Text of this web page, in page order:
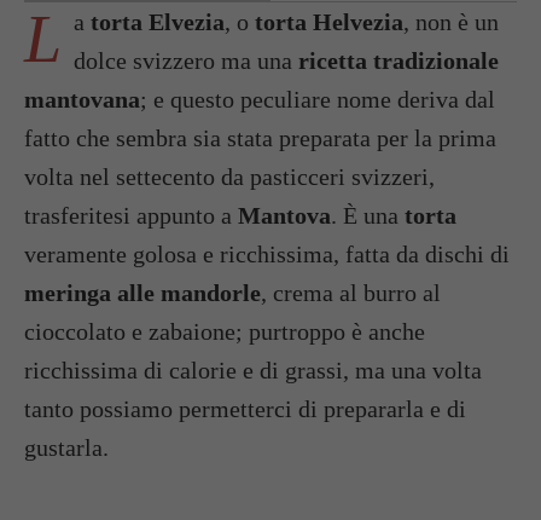
L a torta Elvezia, o torta Helvezia, non è un
dolce svizzero ma una ricetta tradizionale
mantovana; e questo peculiare nome deriva dal
fatto che sembra sia stata preparata per la prima
volta nel settecento da pasticceri svizzeri,
trasferitesi appunto a Mantova. È una torta
veramente golosa e ricchissima, fatta da dischi di
meringa alle mandorle, crema al burro al
cioccolato e zabaione; purtroppo è anche
ricchissima di calorie e di grassi, ma una volta
tanto possiamo permetterci di prepararla e di
gustarla.